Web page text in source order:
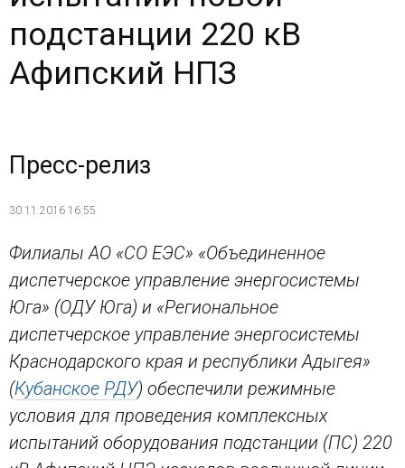
подстанции 220 кВ
Афипский НПЗ
Пресс-релиз
30.11.2016 16:55
Филиалы АО «СО ЕЭС» «Объединенное
диспетчерское управление энергосистемы
Юга» (ОДУ Юга) и «Региональное
диспетчерское управление энергосистемы
Краснодарского края и республики Адыгея»
(Кубанское РДУ) обеспечили режимные
условия для проведения комплексных
испытаний оборудования подстанции (ПС) 220